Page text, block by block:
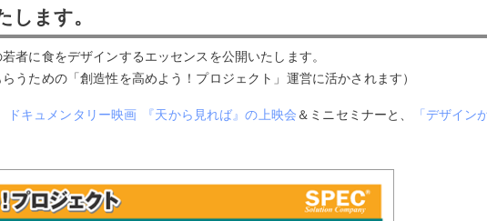
します。
者に食をデザインするエッセンスを公開いたします。
うための「創造性を高めよう！プロジェクト」運営に活かされます）
ドキュメンタリー映画 『天から見れば』の上映会 ＆ミニセミナーと、
「デザイン